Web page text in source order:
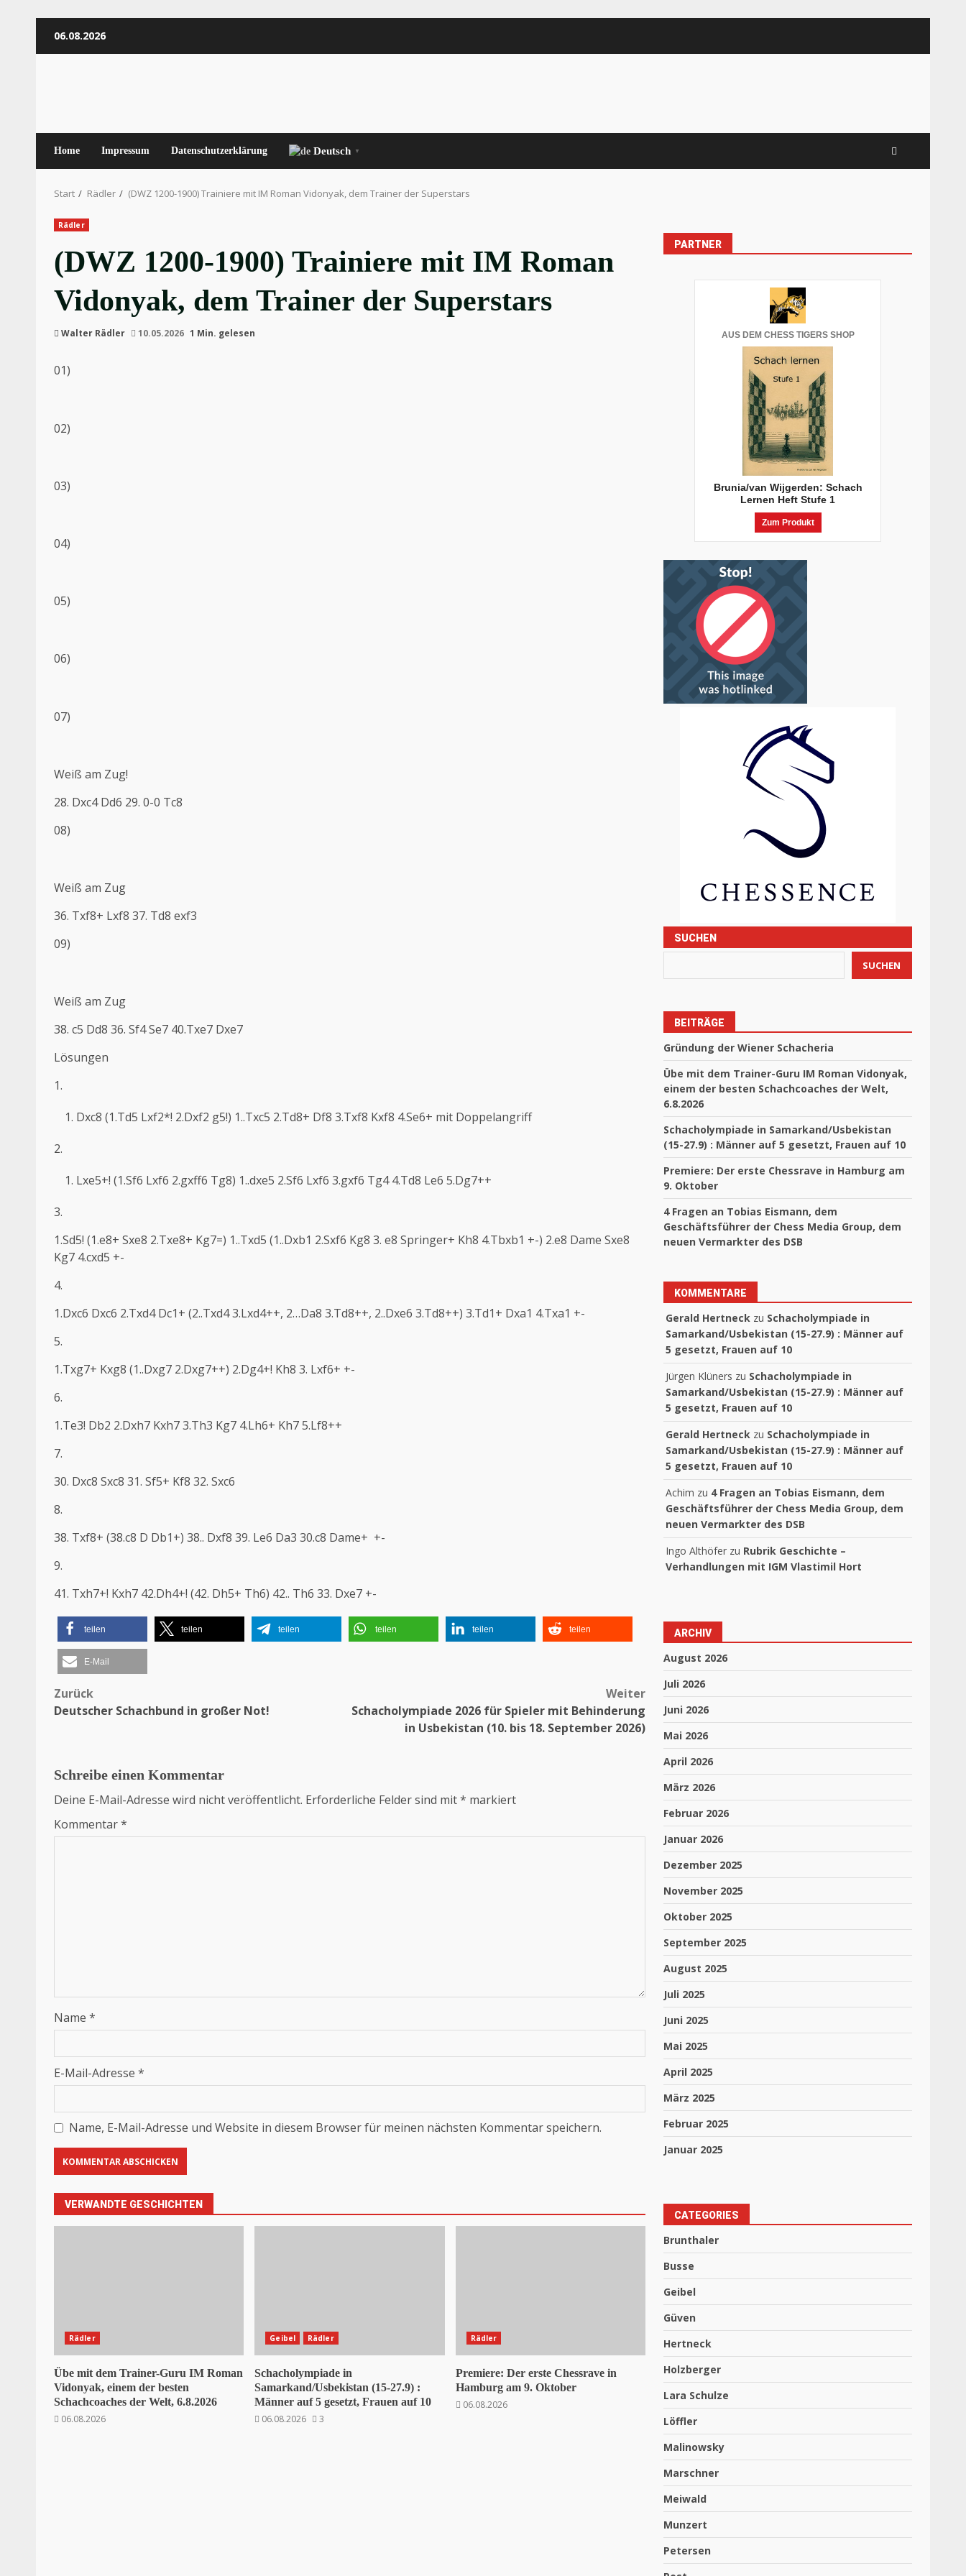
Inhalt06.08.2026
Home Impressum Datenschutzerklärung Deutsch ▼
Start Rädler (DWZ 1200-1900) Trainiere mit IM Roman Vidonyak, dem Trainer der Superstars
Rädler
(DWZ 1200-1900) Trainiere mit IM Roman
Vidonyak, dem Trainer der Superstars
Walter Rädler 10.05.2026 1 Min. gelesen
01)
02)
03)
04)
05)
06)
07)
Weiß am Zug!
28. Dxc4 Dd6 29. 0-0 Tc8
08)
Weiß am Zug
36. Txf8+ Lxf8 37. Td8 exf3
09)
Weiß am Zug
38. c5 Dd8 36. Sf4 Se7 40.Txe7 Dxe7
Lösungen
1.
Dxc8 (1.Td5 Lxf2*! 2.Dxf2 g5!) 1..Txc5 2.Td8+ Df8 3.Txf8 Kxf8 4.Se6+ mit Doppelangriff
2.
Lxe5+! (1.Sf6 Lxf6 2.gxff6 Tg8) 1..dxe5 2.Sf6 Lxf6 3.gxf6 Tg4 4.Td8 Le6 5.Dg7++
3.
1.Sd5! (1.e8+ Sxe8 2.Txe8+ Kg7=) 1..Txd5 (1..Dxb1 2.Sxf6 Kg8 3. e8 Springer+ Kh8 4.Tbxb1 +-) 2.e8 Dame Sxe8
Kg7 4.cxd5 +-
4.
1.Dxc6 Dxc6 2.Txd4 Dc1+ (2..Txd4 3.Lxd4++, 2…Da8 3.Td8++, 2..Dxe6 3.Td8++) 3.Td1+ Dxa1 4.Txa1 +-
5.
1.Txg7+ Kxg8 (1..Dxg7 2.Dxg7++) 2.Dg4+! Kh8 3. Lxf6+ +-
6.
1.Te3! Db2 2.Dxh7 Kxh7 3.Th3 Kg7 4.Lh6+ Kh7 5.Lf8++
7.
30. Dxc8 Sxc8 31. Sf5+ Kf8 32. Sxc6
8.
38. Txf8+ (38.c8 D Db1+) 38.. Dxf8 39. Le6 Da3 30.c8 Dame+ +-
9.
41. Txh7+! Kxh7 42.Dh4+! (42. Dh5+ Th6) 42.. Th6 33. Dxe7 +-
teilen teilen teilen teilen teilen teilen
E-Mail
Beitragsnavigation
Zurück
Deutscher Schachbund in großer Not!
Weiter
Schacholympiade 2026 für Spieler mit Behinderung
in Usbekistan (10. bis 18. September 2026)
Schreibe einen Kommentar
Deine E-Mail-Adresse wird nicht veröffentlicht. Erforderliche Felder sind mit* markiert
Kommentar*
Name *
E-Mail-Adresse *
Name, E-Mail-Adresse und Website in diesem Browser für meinen nächsten Kommentar speichern.
VERWANDTE GESCHICHTEN
Rädler
Übe mit dem Trainer-Guru IM Roman
Vidonyak, einem der besten
Schachcoaches der Welt, 6.8.2026
06.08.2026
Geibel Rädler
Schacholympiade in
Samarkand/Usbekistan (15-27.9) :
Männer auf 5 gesetzt, Frauen auf 10
06.08.2026
3
Rädler
Premiere: Der erste Chessrave in
Hamburg am 9. Oktober
06.08.2026
PARTNER
AUS DEM CHESS TIGERS SHOP
Brunia/van Wijgerden: Schach
Lernen Heft Stufe 1
Zum Produkt
SUCHEN
SUCHEN
BEITRÄGE
Gründung der Wiener Schacheria
Übe mit dem Trainer-Guru IM Roman Vidonyak,
einem der besten Schachcoaches der Welt,
6.8.2026
Schacholympiade in Samarkand/Usbekistan
(15-27.9) : Männer auf 5 gesetzt, Frauen auf 10
Premiere: Der erste Chessrave in Hamburg am
9. Oktober
4 Fragen an Tobias Eismann, dem
Geschäftsführer der Chess Media Group, dem
neuen Vermarkter des DSB
KOMMENTARE
Gerald Hertneck zu Schacholympiade in
Samarkand/Usbekistan (15-27.9) : Männer auf
5 gesetzt, Frauen auf 10
Jürgen Klüners zu Schacholympiade in
Samarkand/Usbekistan (15-27.9) : Männer auf
5 gesetzt, Frauen auf 10
Gerald Hertneck zu Schacholympiade in
Samarkand/Usbekistan (15-27.9) : Männer auf
5 gesetzt, Frauen auf 10
Achim zu 4 Fragen an Tobias Eismann, dem
Geschäftsführer der Chess Media Group, dem
neuen Vermarkter des DSB
Ingo Althöfer zu Rubrik Geschichte –
Verhandlungen mit IGM Vlastimil Hort
ARCHIV
August 2026
Juli 2026
Juni 2026
Mai 2026
April 2026
März 2026
Februar 2026
Januar 2026
Dezember 2025
November 2025
Oktober 2025
September 2025
August 2025
Juli 2025
Juni 2025
Mai 2025
April 2025
März 2025
Februar 2025
Januar 2025
CATEGORIES
Brunthaler
Busse
Geibel
Güven
Hertneck
Holzberger
Lara Schulze
Löffler
Malinowsky
Marschner
Meiwald
Munzert
Petersen